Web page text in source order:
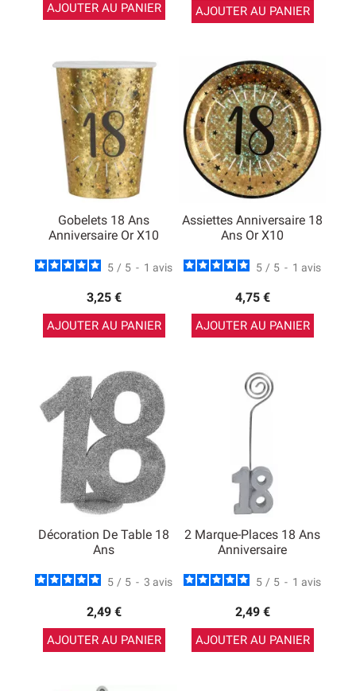
AJOUTER AU PANIER AJOUTER AU PANIER
Gobelets 18 Ans
Anniversaire Or X10
5 / 5 - 1 avis
3,25 €
AJOUTER AU PANIER
Assiettes Anniversaire 18
Ans Or X10
5 / 5 - 1 avis
4,75 €
AJOUTER AU PANIER
Décoration De Table 18
Ans
5 / 5 - 3 avis
2,49 €
AJOUTER AU PANIER
2 Marque-Places 18 Ans
Anniversaire
5 / 5 - 1 avis
2,49 €
AJOUTER AU PANIER